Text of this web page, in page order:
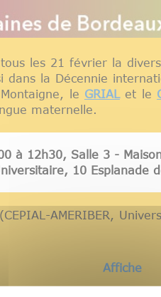
tous les 21 février la
la Décennie
le GRIAL et le
maternelle.
à 12h30, Salle 3 -
10 Esplanade
AMERIBER,
Affiche